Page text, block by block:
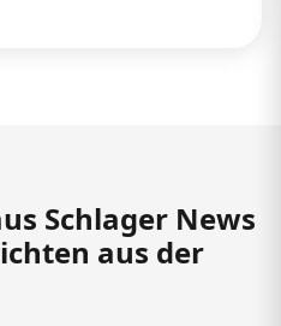
Schlager News
aus der